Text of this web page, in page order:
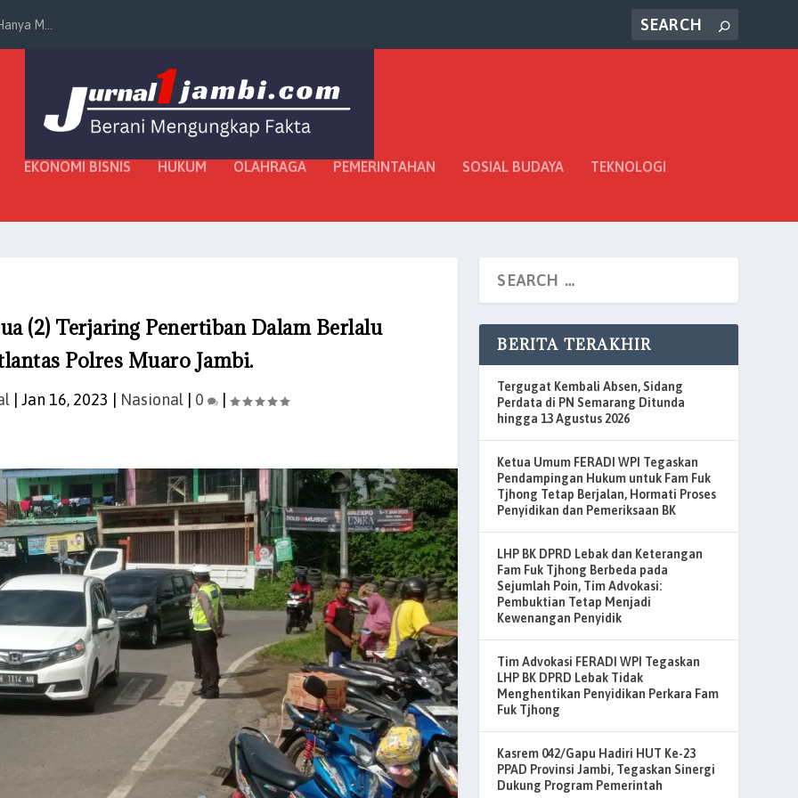
M...
EKONOMI BISNIS HUKUM OLAHRAGA PEMERINTAHAN SOSIAL BUDAYA TEKNOLOGI
(2) Terjaring Penertiban Dalam Berlalu
Polres Muaro Jambi.
| Jan 16, 2023 Nasional| 0 |
BERITA TERAKHIR
Tergugat Kembali Absen, Sidang
Perdata di PN Semarang Ditunda
hingga 13 Agustus 2026
Ketua Umum FERADI WPI Tegaskan
Pendampingan Hukum untuk Fam Fuk
Tjhong Tetap Berjalan, Hormati Proses
Penyidikan dan Pemeriksaan BK
LHP BK DPRD Lebak dan Keterangan
Fam Fuk Tjhong Berbeda pada
Sejumlah Poin, Tim Advokasi:
Pembuktian Tetap Menjadi
Kewenangan Penyidik
Tim Advokasi FERADI WPI Tegaskan
LHP BK DPRD Lebak Tidak
Menghentikan Penyidikan Perkara Fam
Fuk Tjhong
Kasrem 042/Gapu Hadiri HUT Ke-23
PPAD Provinsi Jambi, Tegaskan Sinergi
Dukung Program Pemerintah